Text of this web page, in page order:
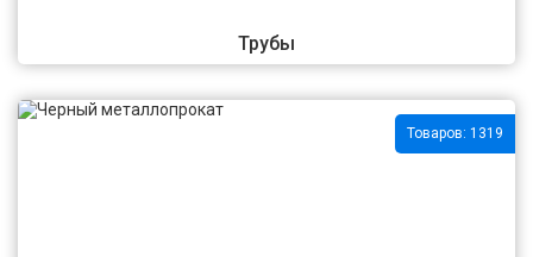
Трубы
Товаров: 1319